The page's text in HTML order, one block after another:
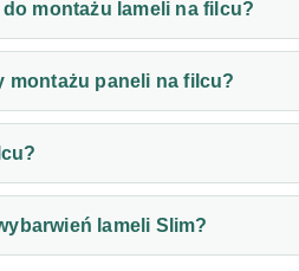
montażu lameli na filcu?
montażu paneli na filcu?
lameli Slim?